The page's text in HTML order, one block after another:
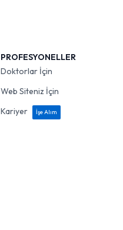
PROFESYONELLER
Doktorlar İçin
Web Siteniz İçin
Kariyer
İşe Alım